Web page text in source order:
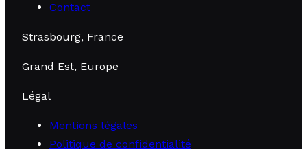
Contact
Strasbourg, France
Grand Est, Europe
Légal
Mentions légales
Politique de confidentialité